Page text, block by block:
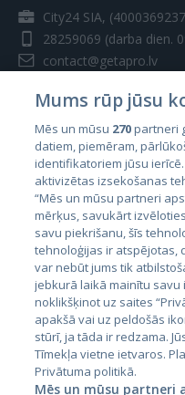
City24 SIA,
28259069 (darba dien.
contact@getapro.lv
Valstis
Igaunija
Latvija
Lietuva
Mums rūp jūsu
Mēs un mūsu 270partneri
datiem, piemēram,
identifikatoriem jūsu
aktivizētas izsekošanas
“Mēs un mūsu partneri
mērķus, savukārt
savu piekrišanu, šīs
tehnoloģijas ir atspējotas,
var nebūt jums tik
jebkurā laikā mainītu
noklikšķinot uz saites
apakšā vai uz peldošās
stūrī, ja tāda ir redzama.
Tīmekļa vietne ietvaros.
Privātuma politikā.
Mēs un mūsu partneri